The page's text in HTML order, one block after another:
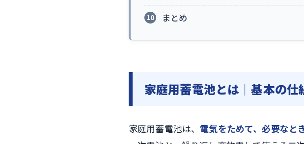
まとめ
家庭用蓄電池とは｜基本の仕
家庭用蓄電池は、 電気をためて、必要なと